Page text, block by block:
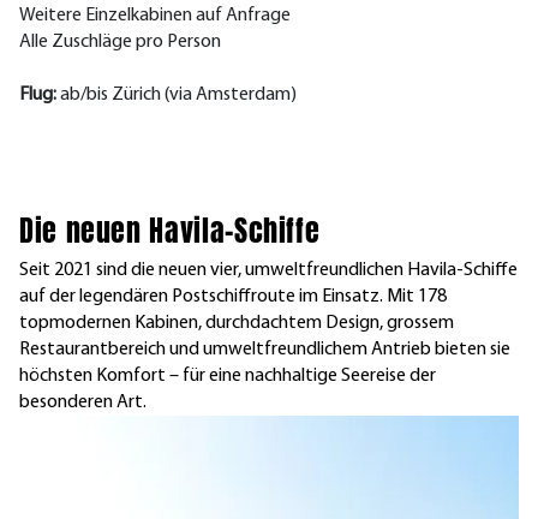
Weitere Einzelkabinen auf Anfrage
Alle Zuschläge pro Person
Flug:ab/bis Zürich (via Amsterdam)
Die neuen Havila-Schiffe
Seit 2021 sind die neuen vier, umweltfreundlichen Havila-Schiffe
auf der legendären Postschiffroute im Einsatz. Mit 178
topmodernen Kabinen, durchdachtem Design, grossem
Restaurantbereich und umweltfreundlichem Antrieb bieten sie
höchsten Komfort – für eine nachhaltige Seereise der
besonderen Art.